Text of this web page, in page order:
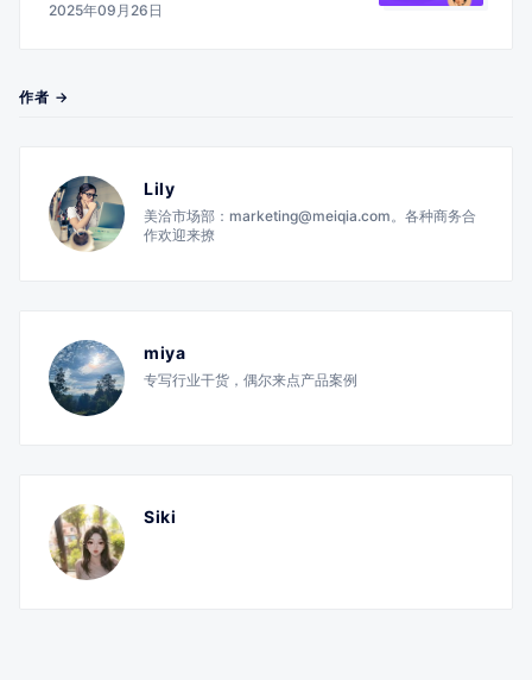
2025年09月26日
作者 →
Lily
美洽市场部：marketing@meiqia.com。各种商务合
作欢迎来撩
miya
专写行业干货，偶尔来点产品案例
Siki